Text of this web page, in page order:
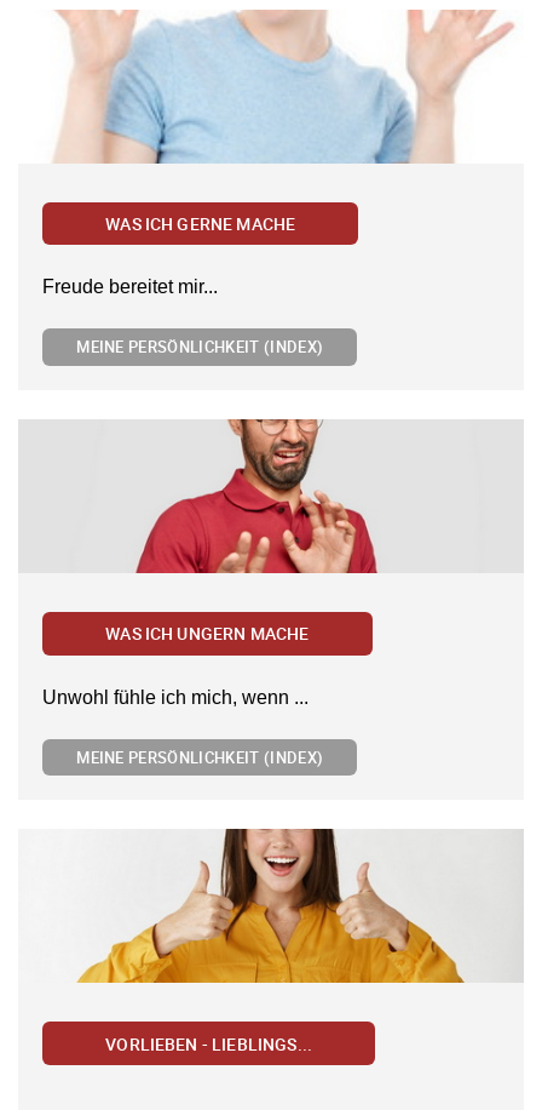
WAS ICH GERNE MACHE
Freude bereitet mir...
MEINE PERSÖNLICHKEIT (INDEX)
WAS ICH UNGERN MACHE
Unwohl fühle ich mich, wenn ...
MEINE PERSÖNLICHKEIT (INDEX)
VORLIEBEN - LIEBLINGS...